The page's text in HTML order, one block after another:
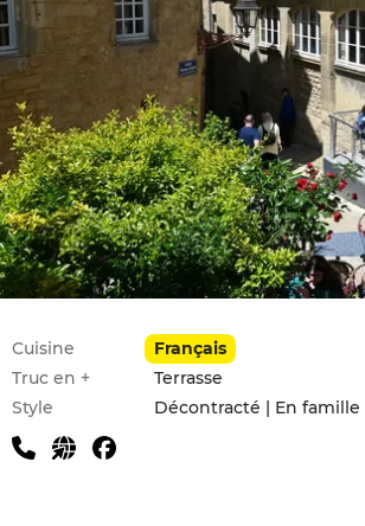
Infos pratiques
Cuisine
Français
Truc en +
Terrasse
Style
Décontracté | En famille